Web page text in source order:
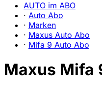
AUTO im ABO
· Auto Abo
· Marken
· Maxus Auto Abo
· Mifa 9 Auto Abo
Maxus Mifa